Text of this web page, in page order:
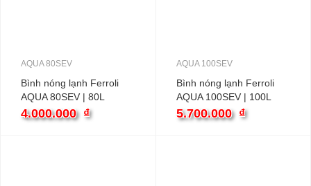
AQUA 80SEV
Bình nóng lạnh Ferroli
AQUA 80SEV | 80L
4.000.000 ₫
AQUA 100SEV
Bình nóng lạnh Ferroli
AQUA 100SEV | 100L
5.700.000 ₫